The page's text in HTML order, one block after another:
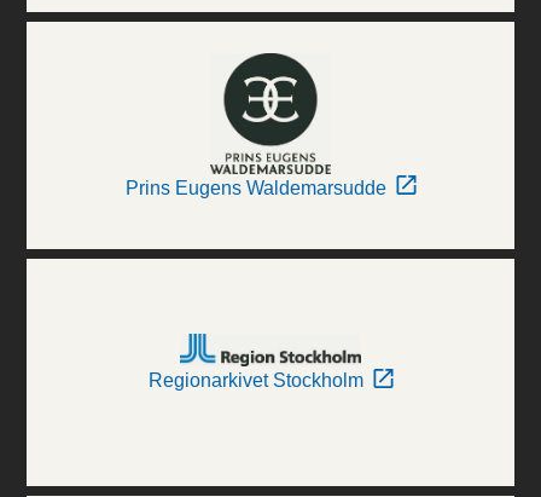
Prins Eugens Waldemarsudde
Regionarkivet Stockholm